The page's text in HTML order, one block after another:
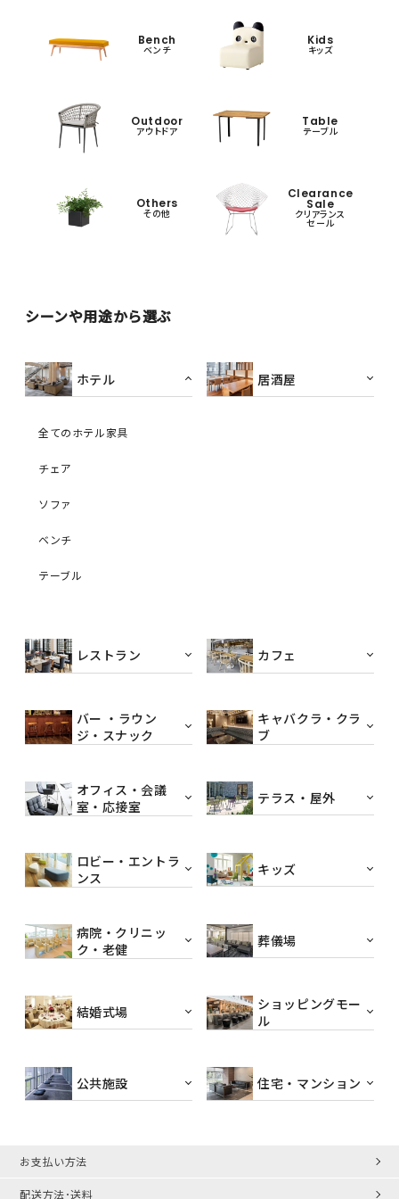
Bench
ベンチ
Kids
キッズ
Outdoor
アウトドア
Table
テーブル
Others
その他
Clearance
Sale
クリアランス
セール
シーンや用途から選ぶ
ホテル
全てのホテル家具
チェア
ソファ
ベンチ
テーブル
居酒屋
レストラン カフェ
バー ・ラウン
ジ・スナック
キャバクラ・クラ
ブ
オフィス・会議
室・応接室
テラス・屋外
ロビー・エントラ
ンス
キッズ
病院・クリニッ
ク・老健
葬儀場
結婚式場
ショッピングモー
ル
公共施設 住宅・マンション
お支払い方法
配送方法･送料